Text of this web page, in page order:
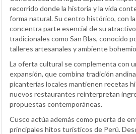
recorrido donde la historia y la vida
forma natural. Su centro histórico, con
concentra parte esencial de su
tradicionales como San Blas, conocido
talleres artesanales y ambiente
La oferta cultural se complementa con
expansión, que combina tradición
picanterías locales mantienen recetas
nuevos restaurantes reinterpretan
propuestas contemporáneas.
Cusco actúa además como puerta de
principales hitos turísticos de Perú.